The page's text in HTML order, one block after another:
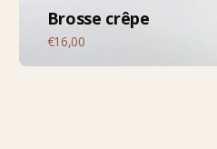
Brosse crêpe
€16,00